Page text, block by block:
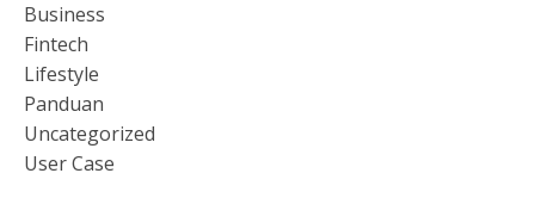
Business
Fintech
Lifestyle
Panduan
Uncategorized
User Case